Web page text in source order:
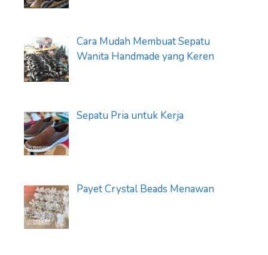
Cara Mudah Membuat Sepatu
Wanita Handmade yang Keren
Sepatu Pria untuk Kerja
Payet Crystal Beads Menawan